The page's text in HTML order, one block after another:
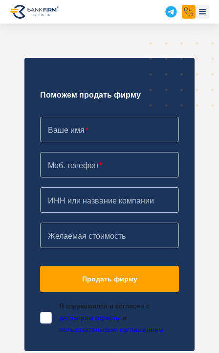
Поможем продать фирму
Ваше имя
Моб. телефон
ИНН или название компании
Желаемая стоимость
Продать фирму
Я ознакомился и согласен с
договором оферты и
пользовательским соглашением